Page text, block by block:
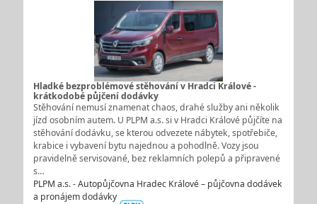
Hladké bezproblémové stěhování v Hradci Králové -
krátkodobé půjčení dodávky
Stěhování nemusí znamenat chaos, drahé služby ani několik
jízd osobním autem. U PLPM a.s. si v Hradci Králové půjčíte na
stěhování dodávku, se kterou odvezete nábytek, spotřebiče,
krabice i vybavení bytu najednou a pohodlně. Vozy jsou
pravidelně servisované, bez reklamních polepů a připravené
s…
PLPM a.s. - Autopůjčovna Hradec Králové – půjčovna dodávek
a pronájem dodávky